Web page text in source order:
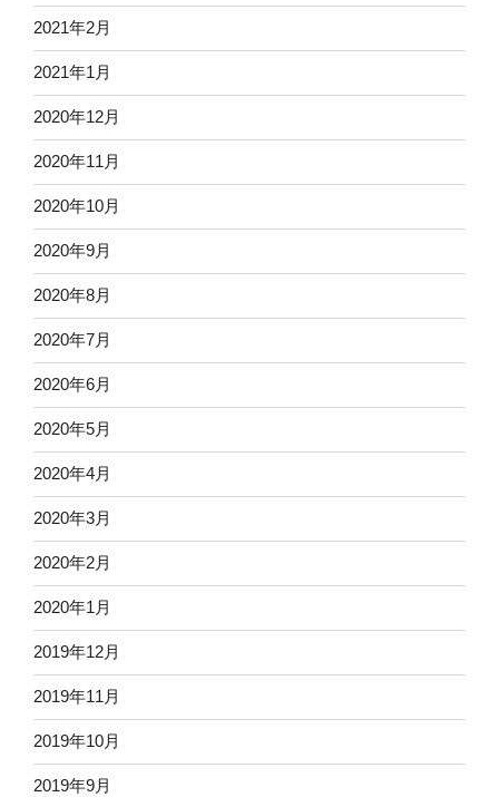
2021年2月
2021年1月
2020年12月
2020年11月
2020年10月
2020年9月
2020年8月
2020年7月
2020年6月
2020年5月
2020年4月
2020年3月
2020年2月
2020年1月
2019年12月
2019年11月
2019年10月
2019年9月